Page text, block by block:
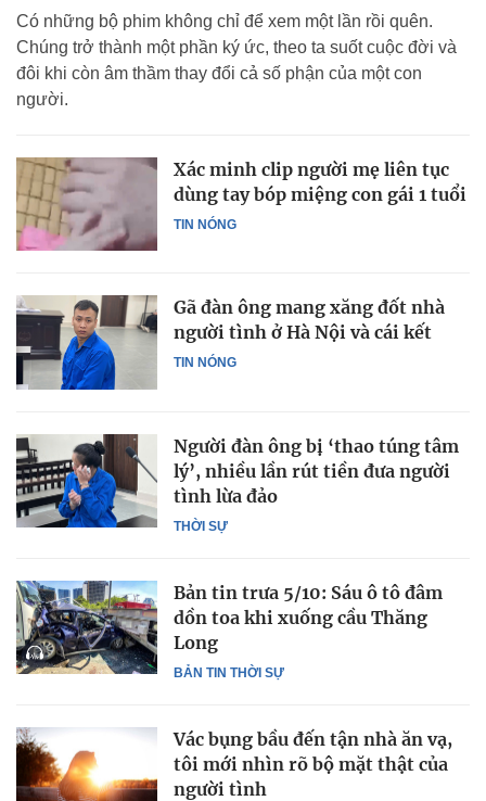
Có những bộ phim không chỉ để xem một lần rồi quên.
Chúng trở thành một phần ký ức, theo ta suốt cuộc đời và
đôi khi còn âm thầm thay đổi cả số phận của một con
người.
TIN NÓNG
Xác minh clip người mẹ liên tục
dùng tay bóp miệng con gái 1 tuổi
TIN NÓNG
Gã đàn ông mang xăng đốt nhà
người tình ở Hà Nội và cái kết
THỜI SỰ
Người đàn ông bị ‘thao túng tâm
lý’, nhiều lần rút tiền đưa người
tình lừa đảo
BẢN TIN THỜI SỰ
Bản tin trưa 5/10: Sáu ô tô đâm
dồn toa khi xuống cầu Thăng
Long
Vác bụng bầu đến tận nhà ăn vạ,
tôi mới nhìn rõ bộ mặt thật của
người tình